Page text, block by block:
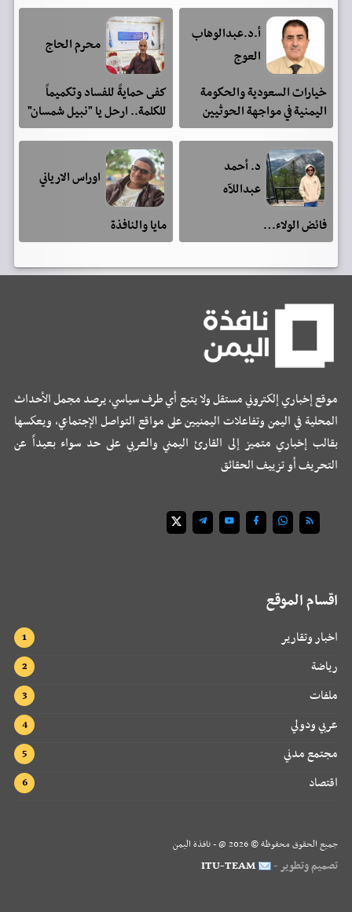
أ.د.عبدالوهاب
العوج
خيارات السعودية والحكومة
اليمنية في مواجهة الحوثيين
محرم الحاج
كفى حمايةً للفساد وتكميماً
للكلمة.. ارحل يا "نبيل شمسان"
د. أحمد
عبداللآه
فائض الولاء…
اوراس الارياني
مايا والنافذة
موقع إخباري إلكتروني مستقل ولا يتبع أي طرف سياسي، يرصد مجمل الأحداث
المحلية في اليمن وتفاعلات اليمنيين على مواقع التواصل الإجتماعي، ويعكسها
بقالب إخباري متميز إلى القارئ اليمني والعربي على حد سواء بعيداً عن
التحريف أو تزييف الحقائق
اقسام الموقع
اخبار وتقارير
رياضة
ملفات
عربي ودولي
مجتمع مدني
اقتصاد
جميع الحقوق محفوظة ©2026 @ - نافذة اليمن
تصميم وتطوير - ITU-TEAM